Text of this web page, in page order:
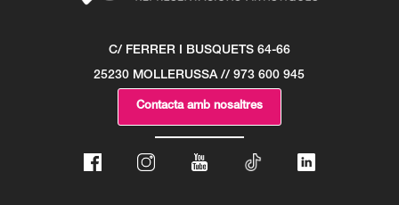
C/ FERRER I BUSQUETS 64-66
25230 MOLLERUSSA // 973 600 945
Contacta amb nosaltres